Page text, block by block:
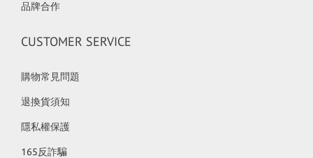
品牌合作
CUSTOMER SERVICE
購物常見問題
退換貨須知
隱私權保護
165反詐騙